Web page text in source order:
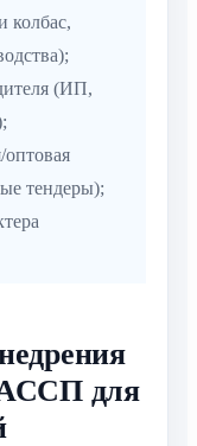
колбас,
(ИП,
оптовая
тендеры);
для